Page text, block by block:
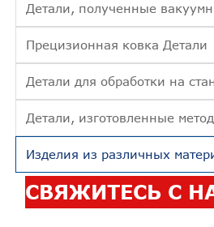
Детали, полученные
Прецизионная ковка Детали
Детали для обработки на
Изделия из различных
СВЯЖИТЕСЬ С